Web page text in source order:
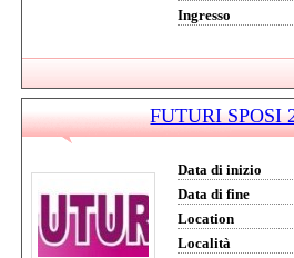
Ingresso
FUTURI SPOSI
Data di inizio
Data di fine
Location
Località